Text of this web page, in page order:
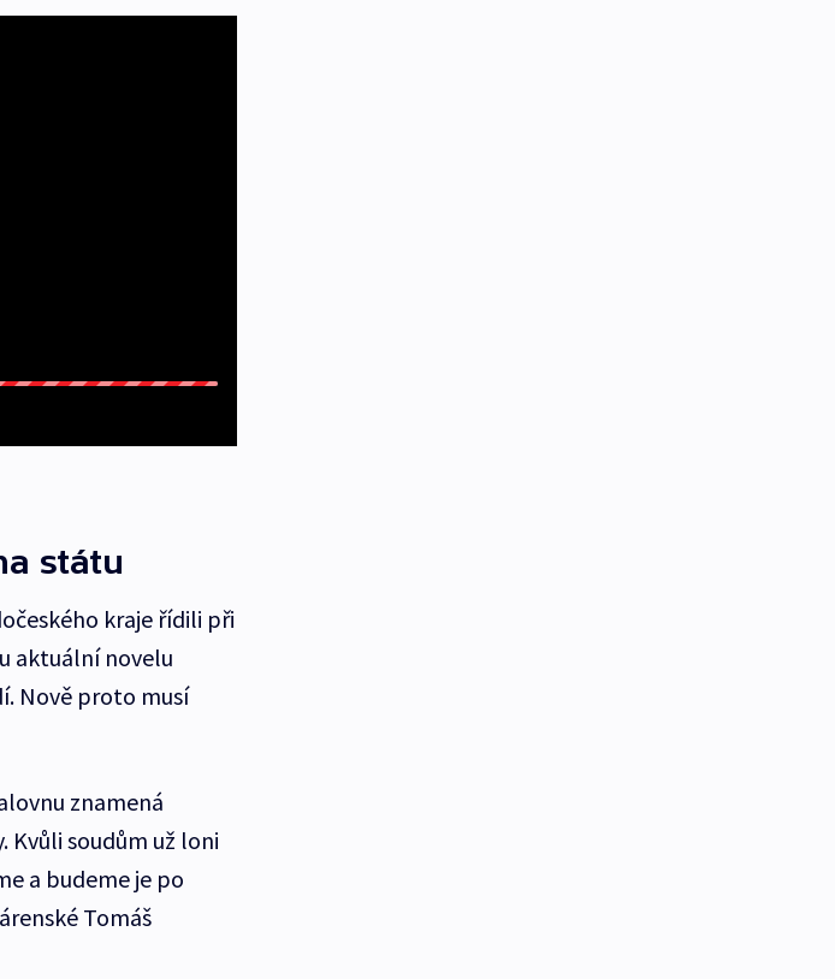
státu
kraje řídili při
aktuální novelu
Nově proto musí
znamená
Kvůli soudům už loni
a budeme je po
Tomáš